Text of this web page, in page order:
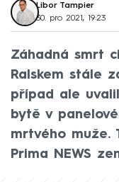
Libor Tampier
30. pro 2021, 19:23
Záhadná smrt
Ralskem stále
případ ale
bytě v
mrtvého muže.
Prima NEWS